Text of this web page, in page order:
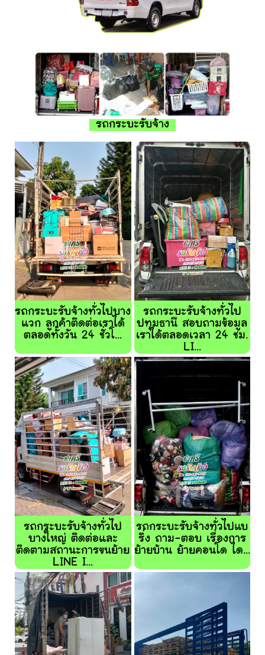
รถกระบะรับจ้าง
รถกระบะรับจ้างทั่วไปบาง
แวก ลูกค้าติดต่อเราได้
ตลอดทั้งวัน 24 ชั่วโ...
รถกระบะรับจ้างทั่วไป
ปทุมธานี สอบถามข้อมูล
เราได้ตลอดเวลา 24 ชม.
LI...
รถกระบะรับจ้างทั่วไป
บางใหญ่ ติดต่อและ
ติดตามสถานะการขนย้าย
LINE I...
รถกระบะรับจ้างทั่วไปแบ
ริ่ง ถาม-ตอบ เรื่องการ
ย้ายบ้าน ย้ายคอนโด ได...